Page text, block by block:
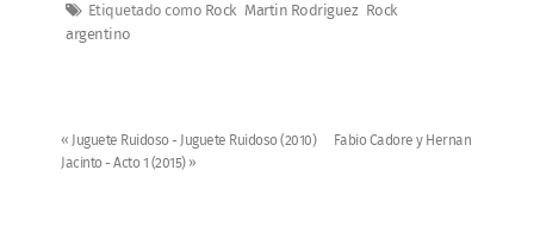
Etiquetado como Rock Martin Rodriguez Rock
argentino
« Juguete Ruidoso - Juguete Ruidoso (2010)
Fabio Cadore y Hernan
Jacinto - Acto 1 (2015) »